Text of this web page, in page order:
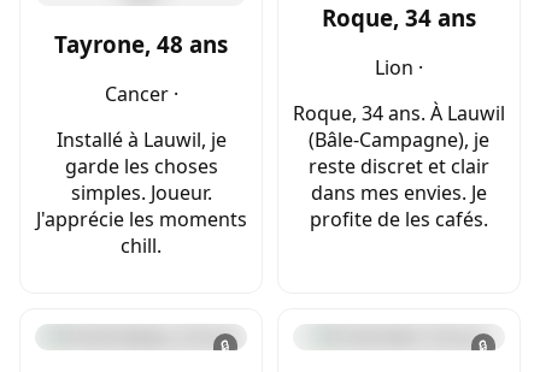
Tayrone, 48 ans
Cancer ·
Installé à Lauwil, je
garde les choses
simples. Joueur.
J'apprécie les moments
chill.
Roque, 34 ans
Lion ·
Roque, 34 ans. À Lauwil
(Bâle-Campagne), je
reste discret et clair
dans mes envies. Je
profite de les cafés.
🔒 🔒